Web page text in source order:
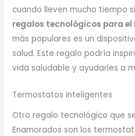
cuando lleven mucho tiempo
regalos tecnológicos para el
más populares es un
salud. Este regalo podría
vida saludable y ayudarles a
Termostatos Inteligentes
Otro regalo tecnológico que
Enamorados son los